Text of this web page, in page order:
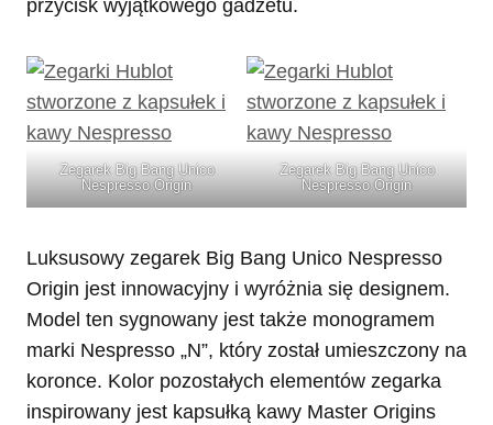
przycisk wyjątkowego gadżetu.
Zegarek Big Bang Unico
Nespresso Origin
Zegarek Big Bang Unico
Nespresso Origin
Luksusowy zegarek Big Bang Unico Nespresso
Origin jest innowacyjny i wyróżnia się designem.
Model ten sygnowany jest także monogramem
marki Nespresso „N”, który został umieszczony na
koronce. Kolor pozostałych elementów zegarka
inspirowany jest kapsułką kawy Master Origins